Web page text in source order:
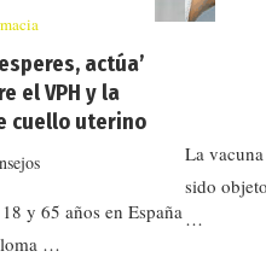
actúa’
el VPH y la
cuello uterino
y 65 años en España
…
La
sido
…